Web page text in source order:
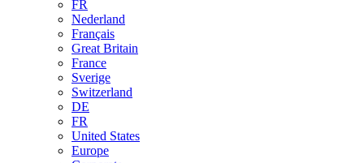
FR
Nederland
Français
Great Britain
France
Sverige
Switzerland
DE
FR
United States
Europe